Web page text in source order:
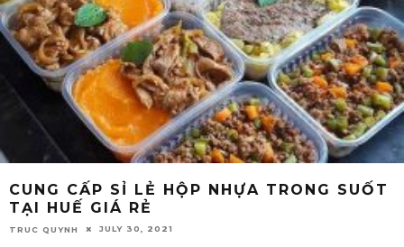
CUNG CẤP SỈ LẺ HỘP NHỰA TRONG SUỐT
TẠI HUẾ GIÁ RẺ
TRUC QUYNH JULY 30, 2021